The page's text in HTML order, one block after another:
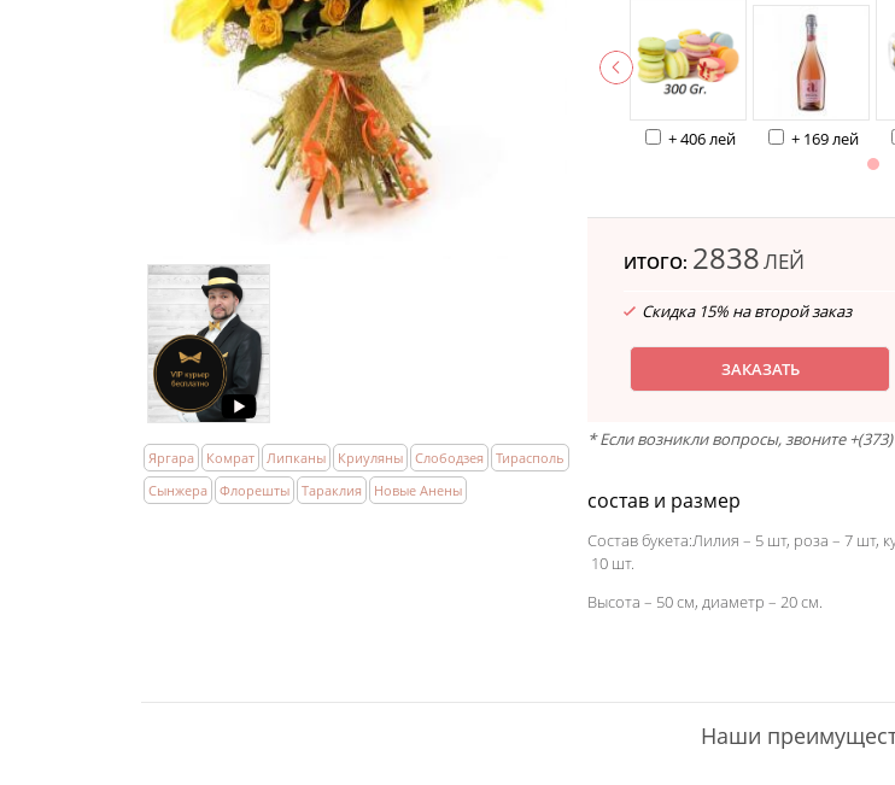
Яргара Комрат Липканы Криуляны Слободзея
Тирасполь
Сынжера
Флорешты Тараклия Новые Анены
+ 406 лей + 169 лей
ИТОГО: 2838ЛЕЙ
Скидка 15% на второй заказ
ЗАКАЗАТЬ
* Если возникли вопросы, звоните +(373)
состав и размер
Состав букета:Лилия – 5 шт, роза – 7 шт,
10 шт.
Высота – 50 см, диаметр – 20 см.
Наши